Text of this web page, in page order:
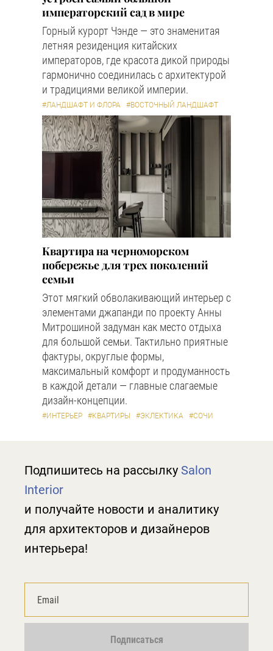
императорский сад в мире
Горный курорт Чэнде — это знаменитая
летняя резиденция китайских
императоров, где красота дикой природы
гармонично соединилась с архитектурой
и традициями великой империи.
#ЛАНДШАФТ И ФЛОРА #ВОСТОЧНЫЙ ЛАНДШАФТ
Квартира на черноморском
побережье для трех поколений
семьи
Этот мягкий обволакивающий интерьер с
элементами джапанди по проекту Анны
Митрошиной задуман как место отдыха
для большой семьи. Тактильно приятные
фактуры, округлые формы,
максимальный комфорт и продуманность
в каждой детали — главные слагаемые
дизайн-концепции.
#ИНТЕРЬЕР #КВАРТИРЫ #ЭКЛЕКТИКА #СОЧИ
Подпишитесь на рассылку Salon
Interior
и получайте новости и аналитику
для архитекторов и дизайнеров
интерьера!
Подписаться